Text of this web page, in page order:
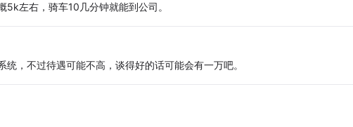
左右，骑车10几分钟就能到公司。
，不过待遇可能不高，谈得好的话可能会有一万吧。